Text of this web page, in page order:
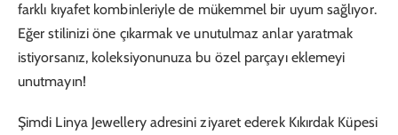
farklı kıyafet kombinleriyle de mükemmel bir uyum sağlıyor.
Eğer stilinizi öne çıkarmak ve unutulmaz anlar yaratmak
istiyorsanız, koleksiyonunuza bu özel parçayı eklemeyi
unutmayın!
Şimdi Linya Jewellery adresini ziyaret ederek Kıkırdak Küpesi